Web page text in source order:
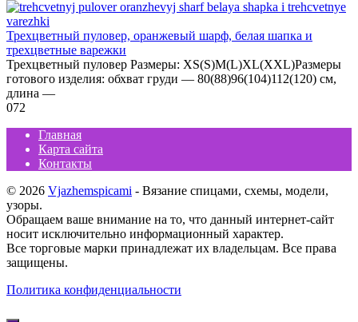
Трехцветный пуловер, оранжевый шарф, белая шапка и
трехцветные варежки
Трехцветный пуловер Размеры: XS(S)M(L)XL(XXL)Размеры
готового изделия: обхват груди — 80(88)96(104)112(120) см,
длина —
072
Главная
Карта сайта
Контакты
© 2026 Vjazhemspicami - Вязание спицами, схемы, модели,
узоры.
Обращаем ваше внимание на то, что данный интернет-сайт
носит исключительно информационный характер.
Все торговые марки принадлежат их владельцам. Все права
защищены.
Политика конфиденциальности